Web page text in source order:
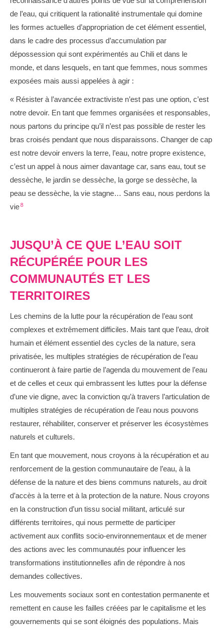
de l’eau, qui critiquent la rationalité instrumentale qui domine
les formes actuelles d’appropriation de cet élément essentiel,
dans le cadre des processus d’accumulation par
dépossession qui sont expérimentés au Chili et dans le
monde, et dans lesquels, en tant que femmes, nous sommes
exposées mais aussi appelées à agir :
« Résister à l’avancée extractiviste n’est pas une option, c’est
notre devoir. En tant que femmes organisées et responsables,
nous partons du principe qu’il n’est pas possible de rester les
bras croisés pendant que nous disparaissons. Changer de cap
est notre devoir envers la terre, l’eau, notre propre existence,
c’est un appel à nous aimer davantage car, sans eau, tout se
dessèche, le jardin se dessèche, la gorge se dessèche, la
peau se dessèche, la vie stagne… Sans eau, nous perdons la
vie8
JUSQU’À CE QUE L’EAU SOIT
RÉCUPÉRÉE POUR LES
COMMUNAUTÉS ET LES
TERRITOIRES
Les chemins de la lutte pour la récupération de l’eau sont
complexes et extrêmement difficiles. Mais tant que l’eau, droit
humain et élément essentiel des cycles de la nature, sera
privatisée, les multiples stratégies de récupération de l’eau
continueront à faire partie de l’agenda du mouvement de l’eau
et de celles et ceux qui embrassent les luttes pour la défense
d’une vie digne, avec la conviction qu’à travers l’articulation de
multiples stratégies de récupération de l’eau nous pouvons
restaurer, réhabiliter, conserver et préserver les écosystèmes
naturels et culturels.
En tant que mouvement, nous croyons à la récupération et au
renforcement de la gestion communautaire de l’eau, à la
défense de la nature et des biens communs naturels, au droit
d’accès à la terre et à la protection de la nature. Nous croyons
en la construction d’un tissu social militant, articulé sur
différents territoires, qui nous permette de participer
activement aux conflits socio-environnementaux et de mener
des actions avec les communautés pour influencer les
transformations institutionnelles afin de répondre à nos
demandes collectives.
Les mouvements sociaux sont en contestation permanente et
remettent en cause les failles créées par le capitalisme et les
gouvernements qui se sont éloignés des populations. Mais